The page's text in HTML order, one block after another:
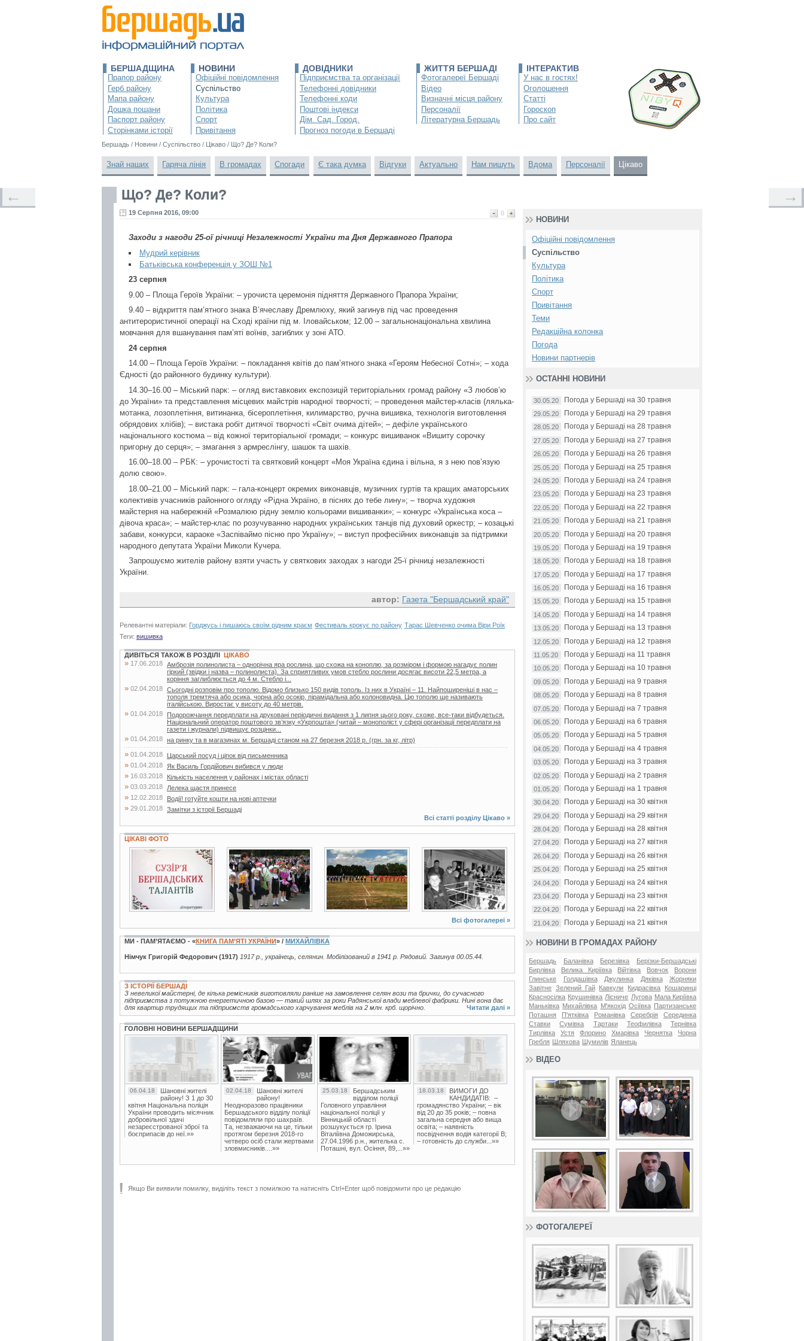
БЕРШАДЩИНА
Прапор району
Герб району
Мапа району
Дошка пошани
Паспорт району
Сторінками історії
НОВИНИ
Офіційні повідомлення
Суспільство
Культура
Політика
Спорт
Привітання
ДОВІДНИКИ
Підприємства та організації
Телефонні довідники
Телефонні коди
Поштові індекси
Дім. Сад. Город.
Прогноз погоди в Бершаді
ЖИТТЯ БЕРШАДІ
Фотогалереї Бершаді
Відео
Визначні місця району
Персоналії
Літературна Бершадь
ІНТЕРАКТИВ
У нас в гостях!
Оголошення
Статті
Гороскоп
Про сайт
Бершадь / Новини / Суспільство / Цікаво / Що? Де? Коли?
Знай наших Гаряча лінія В громадах Спогади Є така думка Відгуки Актуально Нам пишуть Вдома Персоналії Цікаво
Що? Де? Коли?
0
19 Серпня 2016, 09:00
Заходи з нагоди 25-ої річниці Незалежності України та Дня Державного Прапора
Мудрий керівник
Батьківська конференція у ЗОШ №1
23 серпня
9.00 – Площа Героїв України: – урочиста церемонія підняття Державного Прапора України;
9.40 – відкриття пам’ятного знака В’ячеславу Дремлюху, який загинув під час проведення
антитерористичної операції на Сході країни під м. Іловайськом; 12.00 – загальнонаціональна хвилина
мовчання для вшанування пам’яті воїнів, загиблих у зоні АТО.
24 серпня
14.00 – Площа Героїв України: – покладання квітів до пам’ятного знака «Героям Небесної Сотні»; – хода
Єдності (до районного будинку культури).
14.30–16.00 – Міський парк: – огляд виставкових експозицій територіальних громад району «З любов’ю
до України» та представлення місцевих майстрів народної творчості; – проведення майстер-класів (лялька-
мотанка, лозоплетіння, витинанка, бісероплетіння, килимарство, ручна вишивка, технологія виготовлення
обрядових хлібів); – вистака робіт дитячої творчості «Світ очима дітей»; – дефіле українського
національного костюма – від кожної територіальної громади; – конкурс вишиванок «Вишиту сорочку
пригорну до серця»; – змагання з армреслінгу, шашок та шахів.
16.00–18.00 – РБК: – урочистості та святковий концерт «Моя Україна єдина і вільна, я з нею пов’язую
долю свою».
18.00–21.00 – Міський парк: – гала-концерт окремих виконавців, музичних гуртів та кращих аматорських
колективів учасників районного огляду «Рідна Україно, в піснях до тебе лину»; – творча художня
майстерня на набережній «Розмалюю рідну землю кольорами вишиванки»; – конкурс «Українська коса –
дівоча краса»; – майстер-клас по розучуванню народних українських танців під духовий оркестр; – козацькі
забави, конкурси, караоке «Заспіваймо пісню про Україну»; – виступ професійних виконавців за підтримки
народного депутата України Миколи Кучера.
Запрошуємо жителів району взяти участь у святкових заходах з нагоди 25-ї річниці незалежності
України.
автор: Газета "Бершадський край"
Релевантні матеріали: Горджусь і пишаюсь своїм рідним краєм Фестиваль крокує по району Тарас Шевченко очима Віри Роїк
Теги: вишивка
← →
ДИВІТЬСЯ ТАКОЖ В РОЗДІЛІ ЦІКАВО
» 17.06.2018 Амброзія полинолиста – однорічна яра рослина, що схожа на коноплю, за розміром і формою нагадує полин
гіркий (звідки і назва – полинолиста). За сприятливих умов стебло рослини досягає висоти 22,5 метра, а
коріння заглиблюється до 4 м. Стебло і...
» 02.04.2018 Сьогодні розповім про тополю. Відомо близько 150 видів тополь. Із них в Україні – 11. Найпоширеніші в нас –
тополя тремтяча або осика, чорна або осокір, пірамідальна або колоновидна. Цю тополю ще називають
італійською. Виростає у висоту до 40 метрів.
» 01.04.2018
Подорожчання передплати на друковані періодичні видання з 1 липня цього року, схоже, все-таки відбудеться.
Національний оператор поштового зв’язку «Укрпошта» (читай – монополіст у сфері організації передплати на
газети і журнали) підвищує розцінки...
» 01.04.2018 на ринку та в магазинах м. Бершаді станом на 27 березня 2018 р. (грн. за кг, літр)
» 01.04.2018 Царський посуд і ціпок від письменника
» 01.04.2018 Як Василь Гордійович вибився у люди
» 16.03.2018 Кількість населення у районах і містах області
» 03.03.2018 Лелека щастя принесе
» 12.02.2018 Водії! готуйте кошти на нові аптечки
» 29.01.2018 Замітки з історії Бершаді
Всі статті розділу Цікаво »
ЦІКАВІ ФОТО
2 фото 5 фото 4 фото 2 фото
Всі фотогалереї »
МИ - ПАМ’ЯТАЄМО - «КНИГА ПАМ’ЯТІ УКРАЇНИ» / МИХАЙЛІВКА
Німчук Григорій Федорович (1917) 1917 р., українець, селянин. Мобілізований в 1941 р. Рядовий. Загинув 00.05.44.
З ІСТОРІЇ БЕРШАДІ
З невеликої майстерні, де кілька ремісників виготовляли раніше на замовлення селян вози та брички, до сучасного
підприємства з потужною енергетичною базою — такий шлях за роки Радянської влади меблевої фабрики. Нині вона дає
для квартир трудящих та підприємств громадського харчування меблів на 2 млн. крб. щорічно.
Читати далі »
ГОЛОВНІ НОВИНИ БЕРШАДЩИНИ
06.04.18
Шановні жителі
району! З 1 до 30
квітня Національна поліція
України проводить місячник
добровільної здачі
незареєстрованої зброї та
боєприпасів до неї.»»
02.04.18
Шановні жителі
району!
Неодноразово працівники
Бершадського відділу поліції
повідомляли про шахраїв.
Та, незважаючи на це, тільки
протягом березня 2018-го
четверо осіб стали жертвами
зловмисників....»»
25.03.18
Бершадським
відділом поліції
Головного управління
національної поліції у
Вінницькій області
розшукується гр. Ірина
Віталіївна Доможирська,
27.04.1996 р.н., жителька с.
Поташні, вул. Осіння, 89,...»»
18.03.18
ВИМОГИ ДО
КАНДИДАТІВ: –
громадянство України; – вік
від 20 до 35 років; – повна
загальна середня або вища
освіта; – наявність
посвідчення водія категорії В;
– готовність до служби...»»
Якщо Ви виявили помилку, виділіть текст з помилкою та натисніть Ctrl+Enter щоб повідомити про це редакцію
НОВИНИ
Офіційні повідомлення
Суспільство
Культура
Політика
Спорт
Привітання
Теми
Редакційна колонка
Погода
Новини партнерів
ОСТАННІ НОВИНИ
30.05.20 Погода у Бершаді на 30 травня
29.05.20 Погода у Бершаді на 29 травня
28.05.20 Погода у Бершаді на 28 травня
27.05.20 Погода у Бершаді на 27 травня
26.05.20 Погода у Бершаді на 26 травня
25.05.20 Погода у Бершаді на 25 травня
24.05.20 Погода у Бершаді на 24 травня
23.05.20 Погода у Бершаді на 23 травня
22.05.20 Погода у Бершаді на 22 травня
21.05.20 Погода у Бершаді на 21 травня
20.05.20 Погода у Бершаді на 20 травня
19.05.20 Погода у Бершаді на 19 травня
18.05.20 Погода у Бершаді на 18 травня
17.05.20 Погода у Бершаді на 17 травня
16.05.20 Погода у Бершаді на 16 травня
15.05.20 Погода у Бершаді на 15 травня
14.05.20 Погода у Бершаді на 14 травня
13.05.20 Погода у Бершаді на 13 травня
12.05.20 Погода у Бершаді на 12 травня
11.05.20 Погода у Бершаді на 11 травня
10.05.20 Погода у Бершаді на 10 травня
09.05.20 Погода у Бершаді на 9 травня
08.05.20 Погода у Бершаді на 8 травня
07.05.20 Погода у Бершаді на 7 травня
06.05.20 Погода у Бершаді на 6 травня
05.05.20 Погода у Бершаді на 5 травня
04.05.20 Погода у Бершаді на 4 травня
03.05.20 Погода у Бершаді на 3 травня
02.05.20 Погода у Бершаді на 2 травня
01.05.20 Погода у Бершаді на 1 травня
30.04.20 Погода у Бершаді на 30 квітня
29.04.20 Погода у Бершаді на 29 квітня
28.04.20 Погода у Бершаді на 28 квітня
27.04.20 Погода у Бершаді на 27 квітня
26.04.20 Погода у Бершаді на 26 квітня
25.04.20 Погода у Бершаді на 25 квітня
24.04.20 Погода у Бершаді на 24 квітня
23.04.20 Погода у Бершаді на 23 квітня
22.04.20 Погода у Бершаді на 22 квітня
21.04.20 Погода у Бершаді на 21 квітня
НОВИНИ В ГРОМАДАХ РАЙОНУ
Бершадь Баланівка Березівка
Берізки-Бершадські
Бирлівка
Велика Киріївка Війтівка Вовчок
Ворони
Глинське
Голдашівка Джулинка Дяківка
Жорняки
Завітне Зелений Гай Кавкули Кидрасівка
Кошаринці
Красносілка Крушинівка Лісниче Лугова Мала Киріївка
Маньківка Михайлівка М'якохід Осіївка
Партизанське
Поташня
П'ятківка Романівка Серебрія
Серединка
Ставки
Сумівка Тартаки Теофилівка
Тернівка
Тирлівка
Устя Флорино Хмарівка Чернятка
Чорна
Гребля
Шляхова Шумилів Яланець
ВІДЕО
ФОТОГАЛЕРЕЇ